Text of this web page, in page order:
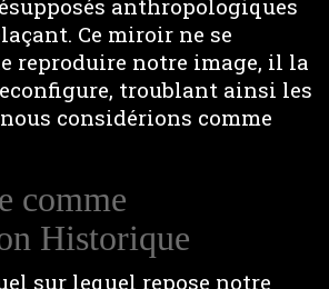
anthropologiques
Ce miroir ne se
reproduire notre image, il la
troublant ainsi les
considérions comme
comme
Historique
sur lequel repose notre